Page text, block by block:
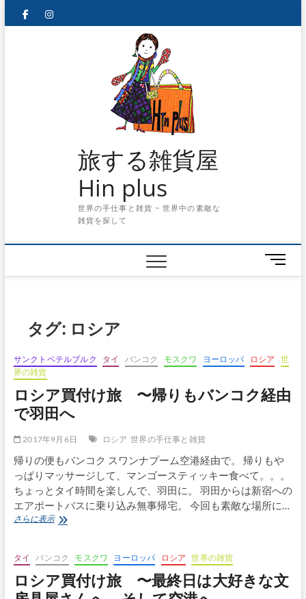
facebookinstagram
旅する雑貨屋
Hin plus
世界の手仕事と雑貨 ~ 世界中の素敵な
雑貨を探して
メ
ニ
タグ: ロシア
サンクトペテルブルク タイ バンコク モスクワ ヨーロッパ ロシア
世
界の雑貨
ロシア買付け旅 〜帰りもバンコク経由
で羽田へ
2017年9月6日 ロシア 世界の手仕事と雑貨
帰りの便もバンコク スワンナプーム空港経由で。 帰りもや
っぱりマッサージして、マンゴースティッキー食べて。。。
ちょっとタイ時間を楽しんで、羽田に。 羽田からは新宿への
エアポートバスに乗り込み無事帰宅。 今回も素敵な場所に…
さらに表示ロ
買
付
け
旅 〜
タイ バンコク モスクワ ヨーロッパ ロシア 世界の雑貨
ロシア買付け旅 〜最終日は大好きな文